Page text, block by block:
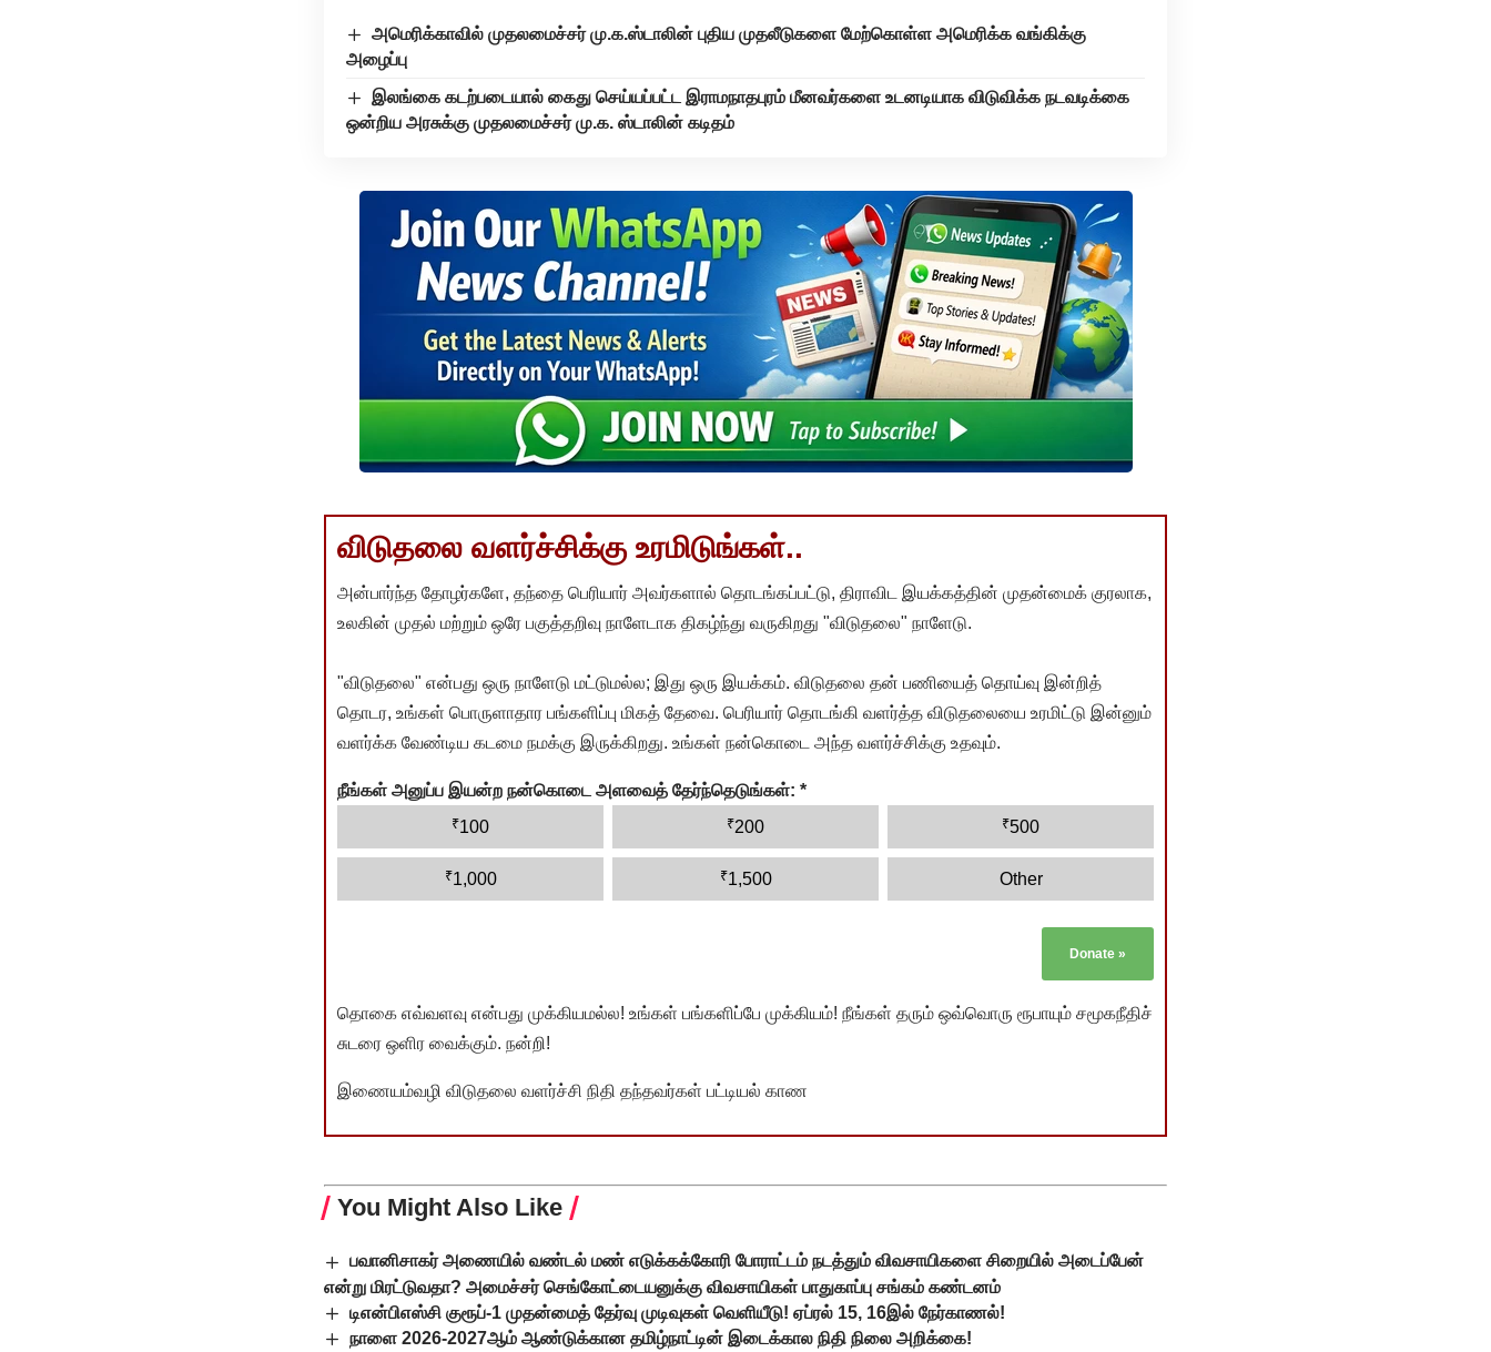
அமெரிக்காவில் முதலமைச்சர் மு.க.ஸ்டாலின் புதிய முதலீடுகளை மேற்கொள்ள அமெரிக்க வங்கிக்கு
அழைப்பு
இலங்கை கடற்படையால் கைது செய்யப்பட்ட இராமநாதபுரம் மீனவர்களை உடனடியாக விடுவிக்க நடவடிக்கை
ஒன்றிய அரசுக்கு முதலமைச்சர் மு.க. ஸ்டாலின் கடிதம்
விடுதலை வளர்ச்சிக்கு உரமிடுங்கள்..
அன்பார்ந்த தோழர்களே, தந்தை பெரியார் அவர்களால் தொடங்கப்பட்டு, திராவிட இயக்கத்தின் முதன்மைக் குரலாக,
உலகின் முதல் மற்றும் ஒரே பகுத்தறிவு நாளேடாக திகழ்ந்து வருகிறது "விடுதலை" நாளேடு.
"விடுதலை" என்பது ஒரு நாளேடு மட்டுமல்ல; இது ஒரு இயக்கம். விடுதலை தன் பணியைத் தொய்வு இன்றித்
தொடர, உங்கள் பொருளாதார பங்களிப்பு மிகத் தேவை. பெரியார் தொடங்கி வளர்த்த விடுதலையை உரமிட்டு இன்னும்
வளர்க்க வேண்டிய கடமை நமக்கு இருக்கிறது. உங்கள் நன்கொடை அந்த வளர்ச்சிக்கு உதவும்.
நீங்கள் அனுப்ப இயன்ற நன்கொடை அளவைத் தேர்ந்தெடுங்கள்: *
₹100 ₹200 ₹500
₹1,000 ₹1,500 Other
Donate »
தொகை எவ்வளவு என்பது முக்கியமல்ல! உங்கள் பங்களிப்பே முக்கியம்! நீங்கள் தரும் ஒவ்வொரு ரூபாயும் சமூகநீதிச்
சுடரை ஒளிர வைக்கும். நன்றி!
இணையம்வழி விடுதலை வளர்ச்சி நிதி தந்தவர்கள் பட்டியல் காண
You Might Also Like
பவானிசாகர் அணையில் வண்டல் மண் எடுக்கக்கோரி போராட்டம் நடத்தும் விவசாயிகளை சிறையில் அடைப்பேன்
என்று மிரட்டுவதா? அமைச்சர் செங்கோட்டையனுக்கு விவசாயிகள் பாதுகாப்பு சங்கம் கண்டனம்
டிஎன்பிஎஸ்சி குரூப்-1 முதன்மைத் தேர்வு முடிவுகள் வெளியீடு! ஏப்ரல் 15, 16இல் நேர்காணல்!
நாளை 2026-2027ஆம் ஆண்டுக்கான தமிழ்நாட்டின் இடைக்கால நிதி நிலை அறிக்கை!